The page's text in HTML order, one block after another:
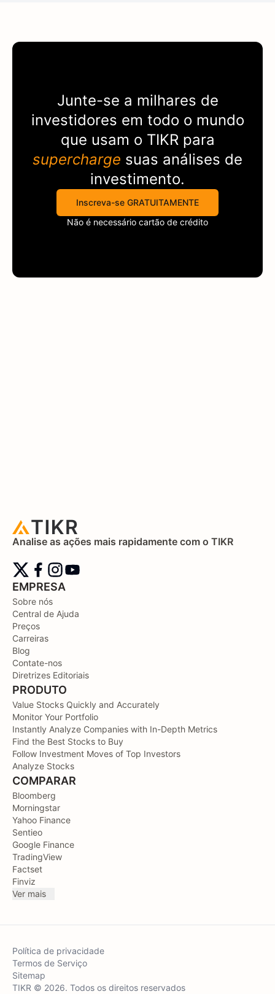
Junte-se a milhares de
investidores em todo o mundo
que usam o TIKRpara
supercharge suas análises de
investimento.
Inscreva-se GRATUITAMENTE
Não é necessário cartão de crédito
Analise as ações mais rapidamente com o TIKR
EMPRESA
Sobre nós
Central de Ajuda
Preços
Carreiras
Blog
Contate-nos
Diretrizes Editoriais
PRODUTO
Value Stocks Quickly and Accurately
Monitor Your Portfolio
Instantly Analyze Companies with In-Depth Metrics
Find the Best Stocks to Buy
Follow Investment Moves of Top Investors
Analyze Stocks
COMPARAR
Bloomberg
Morningstar
Yahoo Finance
Sentieo
Google Finance
TradingView
Factset
Finviz
Ver mais
Política de privacidade
Termos de Serviço
Sitemap
TIKR © 2026. Todos os direitos reservados